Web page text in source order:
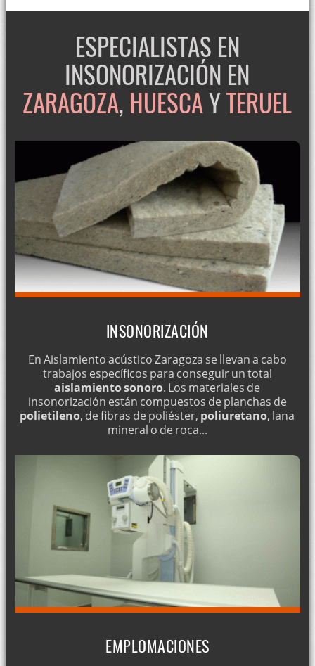
ESPECIALISTAS EN
INSONORIZACIÓN EN
ZARAGOZA, HUESCAYTERUEL
INSONORIZACIÓN
En Aislamiento acústico Zaragoza se llevan a cabo
trabajos específicos para conseguir un total
aislamiento sonoro. Los materiales de
insonorización están compuestos de planchas de
polietileno, de fibras de poliéster, poliuretano, lana
mineral o de roca...
EMPLOMACIONES